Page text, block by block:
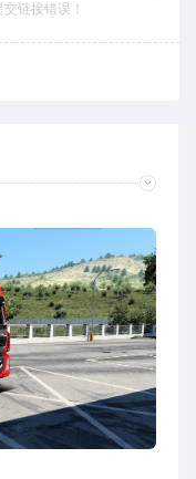
链接错误！